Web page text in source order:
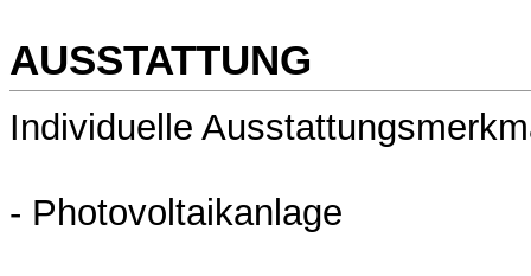
AUSSTATTUNG
Individuelle
- Photovoltaikanlage